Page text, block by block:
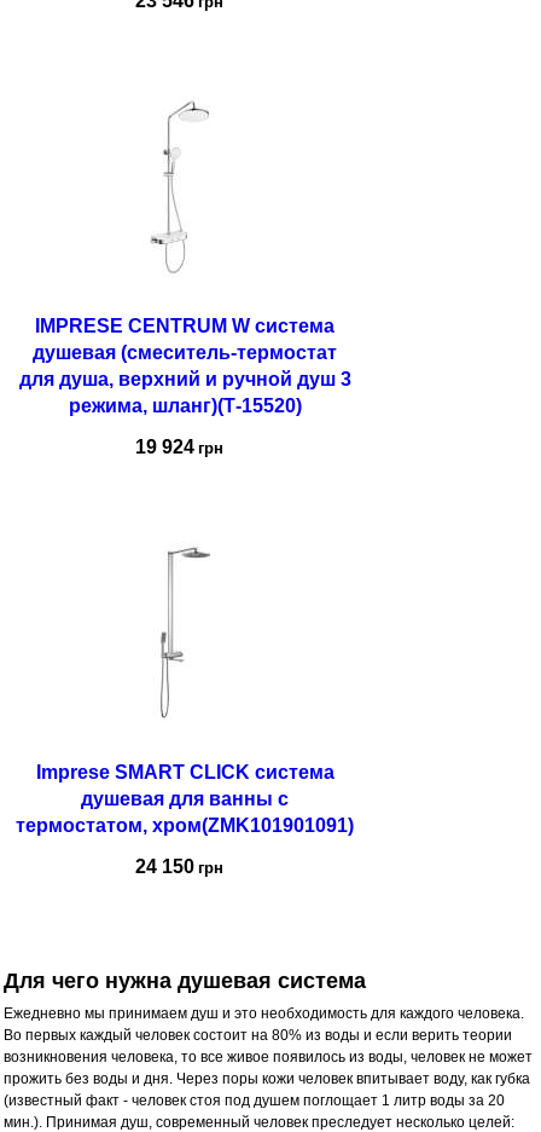
Купить
IMPRESE CENTRUM W система
душевая (смеситель-термостат
для душа, верхний и ручной душ 3
режима, шланг)(Т-15520)
19 924 грн
Купить
Imprese SMART CLICK система
душевая для ванны с
термостатом, хром(ZMK101901091)
24 150 грн
Для чего нужна душевая система
Ежедневно мы принимаем душ и это необходимость для каждого человека.
Во первых каждый человек состоит на 80% из воды и если верить теории
возникновения человека, то все живое появилось из воды, человек не может
прожить без воды и дня. Через поры кожи человек впитывает воду, как губка
(известный факт - человек стоя под душем поглощает 1 литр воды за 20
мин.). Принимая душ, современный человек преследует несколько целей: